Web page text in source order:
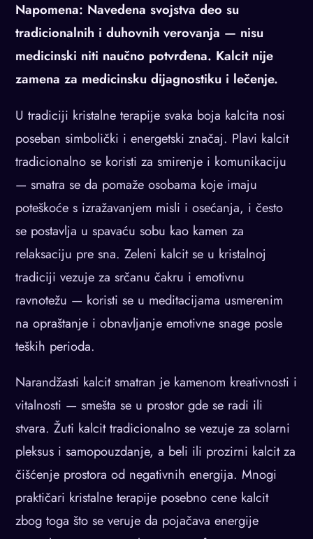
Napomena: Navedena svojstva deo su
tradicionalnih i duhovnih verovanja — nisu
medicinski niti naučno potvrđena. Kalcit nije
zamena za medicinsku dijagnostiku i lečenje.
U tradiciji kristalne terapije svaka boja kalcita nosi
poseban simbolički i energetski značaj. Plavi kalcit
tradicionalno se koristi za smirenje i komunikaciju
— smatra se da pomaže osobama koje imaju
poteškoće s izražavanjem misli i osećanja, i često
se postavlja u spavaću sobu kao kamen za
relaksaciju pre sna. Zeleni kalcit se u kristalnoj
tradiciji vezuje za srčanu čakru i emotivnu
ravnotežu — koristi se u meditacijama usmerenim
na opraštanje i obnavljanje emotivne snage posle
teških perioda.
Narandžasti kalcit smatran je kamenom kreativnosti i
vitalnosti — smešta se u prostor gde se radi ili
stvara. Žuti kalcit tradicionalno se vezuje za solarni
pleksus i samopouzdanje, a beli ili prozirni kalcit za
čišćenje prostora od negativnih energija. Mnogi
praktičari kristalne terapije posebno cene kalcit
zbog toga što se veruje da pojačava energije